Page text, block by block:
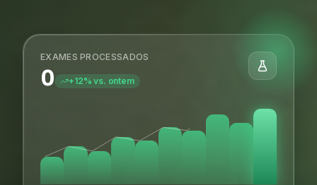
EXAMES PROCESSADOS
0 +12% vs. ontem